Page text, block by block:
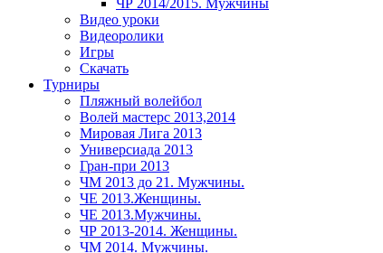
ЧР 2014/2015. Мужчины
Видео уроки
Видеоролики
Игры
Скачать
Турниры
Пляжный волейбол
Волей мастерс 2013,2014
Мировая Лига 2013
Универсиада 2013
Гран-при 2013
ЧМ 2013 до 21. Мужчины.
ЧЕ 2013.Женщины.
ЧЕ 2013.Мужчины.
ЧР 2013-2014. Женщины.
ЧМ 2014. Мужчины.